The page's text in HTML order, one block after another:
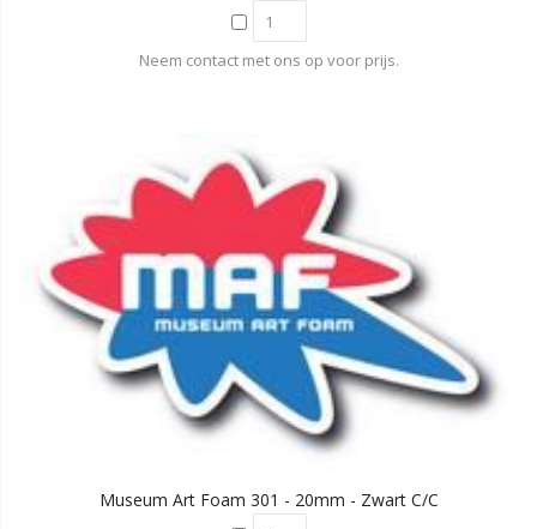
Neem contact met ons op voor prijs.
Museum Art Foam 301 - 20mm - Zwart C/C